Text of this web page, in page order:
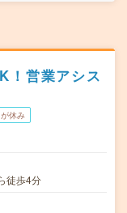
！営業アシス
休み
徒歩4分